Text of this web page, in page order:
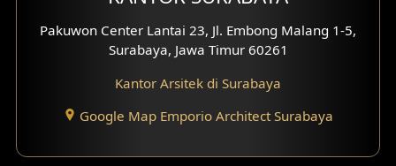
Fasad Ruko
Fasad Paviliun
Fasad Villa
Fasad Klinik
Pakuwon Center Lantai 23, Jl. Embong Malang 1-5,
Surabaya, Jawa Timur 60261
Kantor Arsitek di Surabaya
Google Map Emporio Architect Surabaya